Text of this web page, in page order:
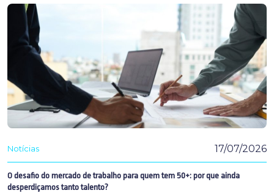
Notícias 17/07/2026
O desafio do mercado de trabalho para quem tem 50+: por que ainda
desperdiçamos tanto talento?